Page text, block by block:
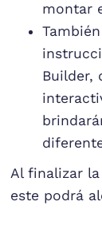
montar
Builder,
Al finalizar
este podrá